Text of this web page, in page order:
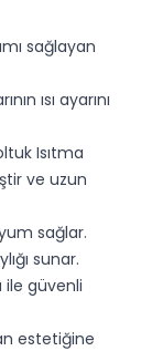
sağlayan
ısı ayarını
Isıtma
ve uzun
sağlar.
sunar.
ile güvenli
estetiğine